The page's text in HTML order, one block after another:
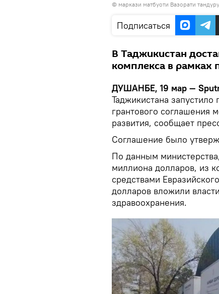
© маркази матбуоти Вазорати
Подписаться
В Таджикистан
комплекса в рамках
ДУШАНБЕ, 19 мар —
Таджикистана
грантового соглашения
развития, сообщает
Соглашение было
По данным
миллиона долларов, из
средствами
долларов вложили
здравоохранения.